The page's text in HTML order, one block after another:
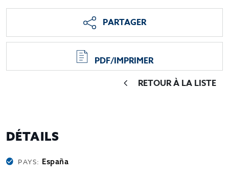
PARTAGER
PDF/IMPRIMER
RETOUR À LA LISTE
DÉTAILS
PAYS: España